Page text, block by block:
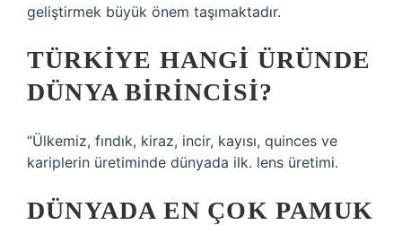
geliştirmek büyük önem taşımaktadır.
TÜRKIYE HANGI ÜRÜNDE
DÜNYA BIRINCISI?
“Ülkemiz, fındık, kiraz, incir, kayısı, quinces ve
kariplerin üretiminde dünyada ilk. lens üretimi.
DÜNYADA EN ÇOK PAMUK